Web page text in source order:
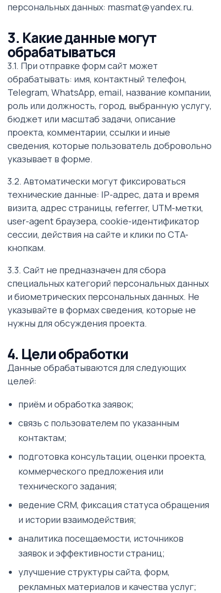
персональных данных: masmat@yandex.ru.
3. Какие данные могут
обрабатываться
3.1. При отправке форм сайт может
обрабатывать: имя, контактный телефон,
Telegram, WhatsApp, email, название компании,
роль или должность, город, выбранную услугу,
бюджет или масштаб задачи, описание
проекта, комментарии, ссылки и иные
сведения, которые пользователь добровольно
указывает в форме.
3.2. Автоматически могут фиксироваться
технические данные: IP-адрес, дата и время
визита, адрес страницы, referrer, UTM-метки,
user-agent браузера, cookie-идентификатор
сессии, действия на сайте и клики по CTA-
кнопкам.
3.3. Сайт не предназначен для сбора
специальных категорий персональных данных
и биометрических персональных данных. Не
указывайте в формах сведения, которые не
нужны для обсуждения проекта.
4. Цели обработки
Данные обрабатываются для следующих
целей:
приём и обработка заявок;
связь с пользователем по указанным
контактам;
подготовка консультации, оценки проекта,
коммерческого предложения или
технического задания;
ведение CRM, фиксация статуса обращения
и истории взаимодействия;
аналитика посещаемости, источников
заявок и эффективности страниц;
улучшение структуры сайта, форм,
рекламных материалов и качества услуг;